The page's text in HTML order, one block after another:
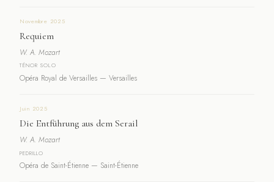
Novembre 2025
Requiem
W. A. Mozart
TÉNOR SOLO
Opéra Royal de Versailles — Versailles
Juin 2025
Die Entführung aus dem Serail
W. A. Mozart
PEDRILLO
Opéra de Saint-Étienne — Saint-Étienne